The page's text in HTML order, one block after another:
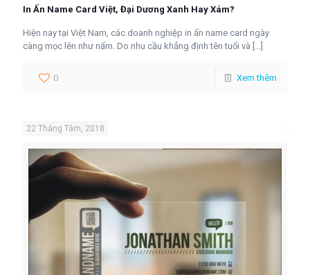
In Ấn Name Card Việt, Đại Dương Xanh Hay Xám?
Hiện nay tại Việt Nam, các doanh nghiệp in ấn name card ngày
càng mọc lên như nấm. Do nhu cầu khẳng định tên tuổi và […]
0 Xem thêm
22 Tháng Tám, 2018